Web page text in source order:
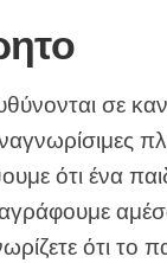
σε
ότι ένα
ότι το